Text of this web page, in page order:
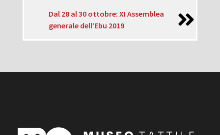
Dal 28 al 30 ottobre: XI Assemblea
generale dell’Ebu 2019